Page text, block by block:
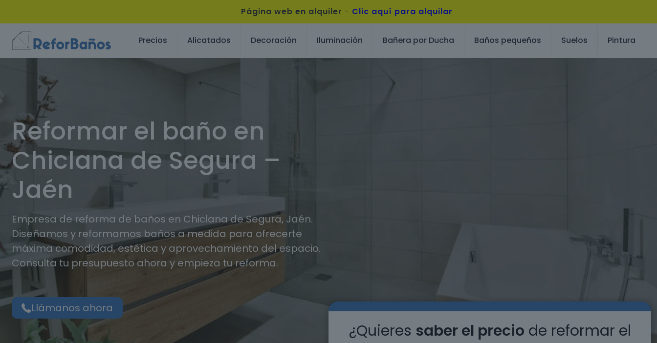
Página web en alquiler - Clic aquí para alquilar
Precios Alicatados Decoración Iluminación Bañera por Ducha Baños pequeños Suelos Pintura
Reformar el baño en
Chiclana de Segura –
Jaén
Empresa de reforma de baños en Chiclana de Segura, Jaén.
Diseñamos y reformamos baños a medida para ofrecerte
máxima comodidad, estética y aprovechamiento del espacio.
Consulta tu presupuesto ahora y empieza tu reforma.
Llámanos ahora
¿Quieres saber el precio de reformar el